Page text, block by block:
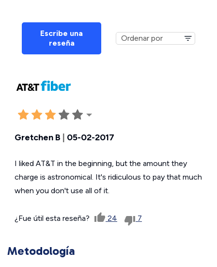
Escribe una
reseña
Gretchen B 05-02-2017
I liked AT&T in the beginning, but the amount they
charge is astronomical. It's ridiculous to pay that much
when you don't use all of it.
¿Fue útil esta reseña? 24 7
Metodología